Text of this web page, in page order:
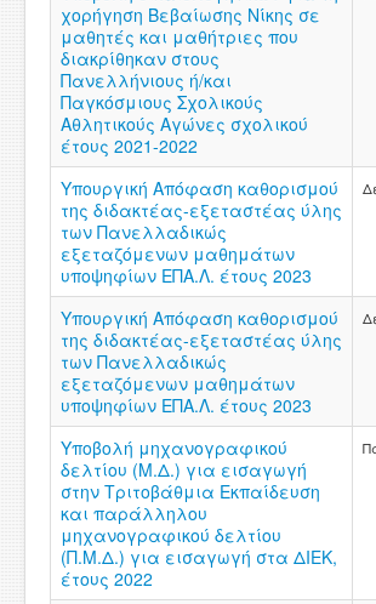
ΧΡΗΣΙΜΑ
ΕΠΙΚΟΙΝΩΝΙΑ
ΠΕΡΙΟΧΗ ΜΕΛΩΝ
χορήγηση Βεβαίωσης Νίκης σε
μαθητές και μαθήτριες που
διακρίθηκαν στους
Πανελλήνιους ή/και
Παγκόσμιους Σχολικούς
Αθλητικούς Αγώνες σχολικού
έτους 2021-2022
Υπουργική Απόφαση καθορισμού
της διδακτέας-εξεταστέας ύλης
των Πανελλαδικώς
εξεταζόμενων μαθημάτων
υποψηφίων ΕΠΑ.Λ. έτους 2023
Υπουργική Απόφαση καθορισμού
της διδακτέας-εξεταστέας ύλης
των Πανελλαδικώς
εξεταζόμενων μαθημάτων
υποψηφίων ΕΠΑ.Λ. έτους 2023
Υποβολή μηχανογραφικού
δελτίου (Μ.Δ.) για εισαγωγή
στην Τριτοβάθμια Εκπαίδευση
και παράλληλου
μηχανογραφικού δελτίου
(Π.Μ.Δ.) για εισαγωγή στα ΔΙΕΚ,
έτους 2022